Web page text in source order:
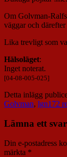
Om Golvman-
väggar och
Lika trevligt som
Hälsoläget:
Inget noterat.
[04-08-005-025]
Detta inlägg
Golvman, lgn172
Lämna ett svar
Din e-postadress
märkta *